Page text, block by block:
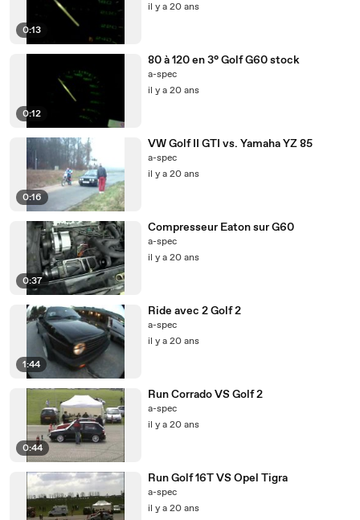
0:13
il y a 20 ans
0:12
80 à 120 en 3° Golf G60 stock
a-spec
il y a 20 ans
0:16
VW Golf II GTI vs. Yamaha YZ 85
a-spec
il y a 20 ans
0:37
Compresseur Eaton sur G60
a-spec
il y a 20 ans
1:44
Ride avec 2 Golf 2
a-spec
il y a 20 ans
0:44
Run Corrado VS Golf 2
a-spec
il y a 20 ans
Run Golf 16T VS Opel Tigra
a-spec
il y a 20 ans